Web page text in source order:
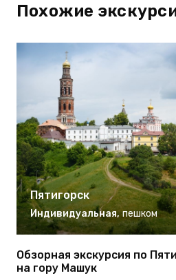
Похожие
Пятигорск
Индивидуальная, пешком
Обзорная экскурсия по
на гору Машук